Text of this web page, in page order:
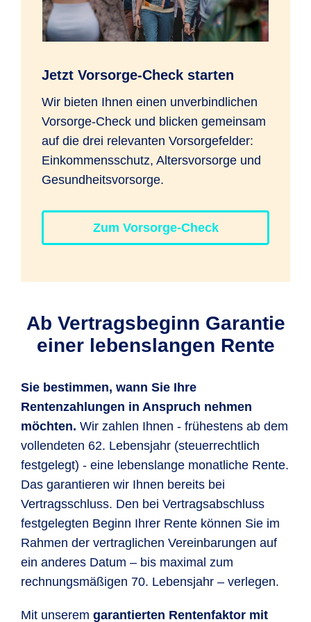
Sie pausieren, reduzieren oder auf
Anfrage erhöhen.
Mit dem Änderungsauftrag können Sie die
Anlagestrategie Ihrer Rürup-Rente
wechseln und/oder eine Zuzahlung
beauftragen. Das geht digital über Ihren
demÄnderungsauftrag.
Jetzt Vorsorge-Check starten
Wir bieten Ihnen einen unverbindlichen
Vorsorge-Check und blicken gemeinsam
auf die drei relevanten Vorsorgefelder:
Einkommensschutz, Altersvorsorge und
Gesundheitsvorsorge.
Zum Vorsorge-Check
Ab Vertragsbeginn Garantie
einer lebenslangen Rente
Sie bestimmen, wann Sie Ihre
Rentenzahlungen in Anspruch nehmen
möchten. Wir zahlen Ihnen - frühestens ab dem
vollendeten 62. Lebensjahr (steuerrechtlich
festgelegt) - eine lebenslange monatliche Rente.
Das garantieren wir Ihnen bereits bei
Vertragsschluss. Den bei Vertragsabschluss
festgelegten Beginn Ihrer Rente können Sie im
Rahmen der vertraglichen Vereinbarungen auf
ein anderes Datum – bis maximal zum
rechnungsmäßigen 70. Lebensjahr – verlegen.
Mit unserem garantierten Rentenfaktor mit